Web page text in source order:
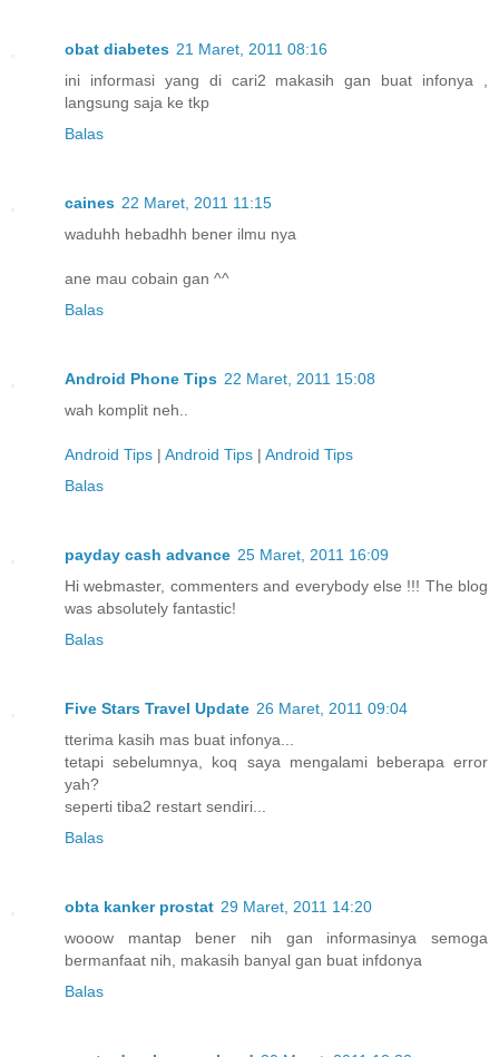
obat diabetes 21 Maret, 2011 08:16
ini informasi yang di cari2 makasih gan buat infonya ,
langsung saja ke tkp
Balas
caines 22 Maret, 2011 11:15
waduhh hebadhh bener ilmu nya
ane mau cobain gan ^^
Balas
Android Phone Tips 22 Maret, 2011 15:08
wah komplit neh..
Android Tips | Android Tips | Android Tips
Balas
payday cash advance 25 Maret, 2011 16:09
Hi webmaster, commenters and everybody else !!! The blog
was absolutely fantastic!
Balas
Five Stars Travel Update 26 Maret, 2011 09:04
tterima kasih mas buat infonya...
tetapi sebelumnya, koq saya mengalami beberapa error
yah?
seperti tiba2 restart sendiri...
Balas
obta kanker prostat 29 Maret, 2011 14:20
wooow mantap bener nih gan informasinya semoga
bermanfaat nih, makasih banyal gan buat infdonya
Balas